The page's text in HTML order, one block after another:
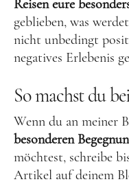
Reisen eure
geblieben, was
nicht unbedingt
negatives Erlebenis
So machst du
Wenn du an meiner
besonderen
möchtest, schreibe
Artikel auf deinem